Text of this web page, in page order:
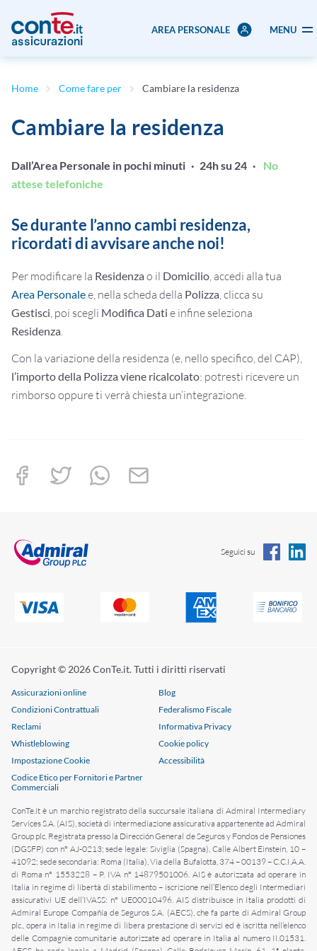
AREA PERSONALE MENU
Home Come fare per Cambiare la residenza
Cambiare la residenza
Dall’Area Personale in pochi minuti · 24h su 24 ·
No
attese telefoniche
Se durante l’anno cambi residenza,
ricordati di avvisare anche noi!
Per modificare la Residenza o il Domicilio, accedi alla tua
Area Personalee, nella scheda della Polizza, clicca su
Gestisci, poi scegli Modifica Dati e infine seleziona
Residenza.
Con la variazione della residenza (e, nello specifico, del CAP),
l’importo della Polizza viene ricalcolato: potresti ricevere un
rimborso oppure ti verrà chiesta un’integrazione.
Seguici su
Copyright © 2026 ConTe.it. Tutti i diritti riservati
Assicurazioni online
Blog
Condizioni Contrattuali
Federalismo Fiscale
Reclami
Informativa Privacy
Whistleblowing
Cookie policy
Impostazione Cookie
Accessibilità
Codice Etico per Fornitori e Partner
Commerciali
ConTe.it è un marchio registrato della succursale italiana di Admiral Intermediary
Services S.A. (AIS), società di intermediazione assicurativa appartenente ad Admiral
Group plc. Registrata presso la Dirección General de Seguros y Fondos de Pensiones
(DGSFP) con n° AJ-0213; sede legale: Siviglia (Spagna), Calle Albert Einstein, 10 –
41092; sede secondaria: Roma (Italia), Via della Bufalotta, 374 – 00139 – C.C.I.A.A.
di Roma n° 1553228 – P. IVA n° 14879501006. AIS è autorizzata ad operare in
Italia in regime di libertà di stabilimento – iscrizione nell’Elenco degli Intermediari
assicurativi UE dell’IVASS: n° UE00010496. AIS distribuisce in Italia prodotti di
Admiral Europe Compañía de Seguros S.A. (AECS), che fa parte di Admiral Group
plc., opera in Italia in regime di libera prestazione di servizi ed è iscritta nell’elenco
delle Compagnie comunitarie autorizzate ad operare in Italia al numero II.01531.